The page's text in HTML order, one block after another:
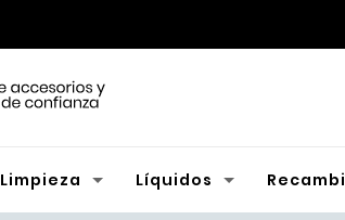
Limpieza Líquidos